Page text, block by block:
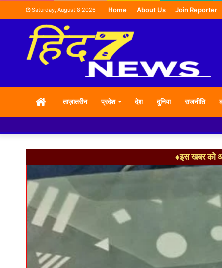
Saturday, August 8 2026 Home About Us Join Reporter
HOMEताज़ातरीन प्रदेश देश दुनिया राजनीति
♦इस खबर को